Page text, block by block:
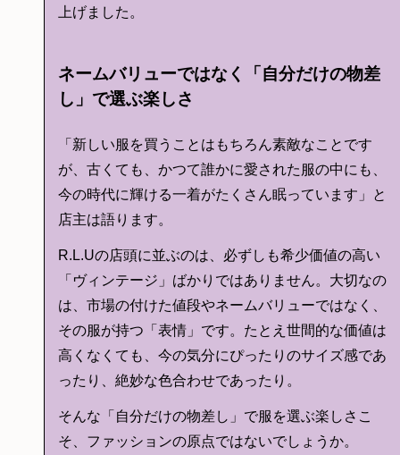
上げました。
ネームバリューではなく「自分だけの物差
し」で選ぶ楽しさ
「新しい服を買うことはもちろん素敵なことです
が、古くても、かつて誰かに愛された服の中にも、
今の時代に輝ける一着がたくさん眠っています」と
店主は語ります。
R.L.Uの店頭に並ぶのは、必ずしも希少価値の高い
「ヴィンテージ」ばかりではありません。大切なの
は、市場の付けた値段やネームバリューではなく、
その服が持つ「表情」です。たとえ世間的な価値は
高くなくても、今の気分にぴったりのサイズ感であ
ったり、絶妙な色合わせであったり。
そんな「自分だけの物差し」で服を選ぶ楽しさこ
そ、ファッションの原点ではないでしょうか。